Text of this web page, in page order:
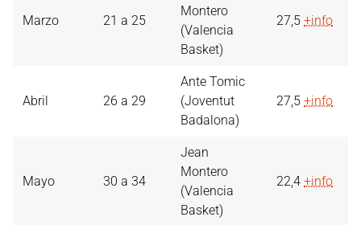
Marzo 21 a 25
Montero
(Valencia
Basket)
27,5 +info
Abril 26 a 29
Ante Tomic
(Joventut
Badalona)
27,5 +info
Mayo 30 a 34
Jean
Montero
(Valencia
Basket)
22,4 +info